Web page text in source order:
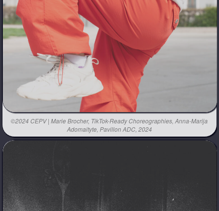
©2024 CEPV | Marie Brocher, TikTok-Ready Choreographies, Anna-Marija
Adomaityte, Pavillon ADC, 2024